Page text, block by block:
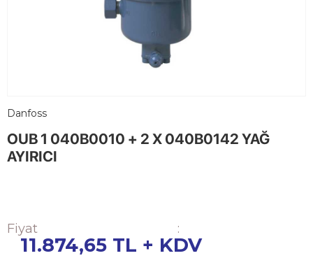
Danfoss
OUB 1 040B0010 + 2 X 040B0142 YAĞ
AYIRICI
Fiyat :
11.874,65TL + KDV